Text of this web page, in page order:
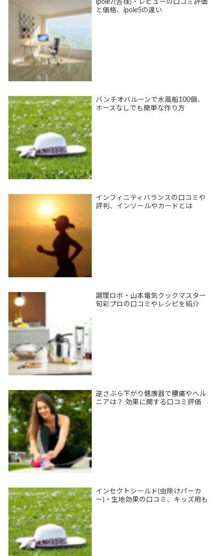
ipole7(吉桂)・レビューの口コミ評価
と価格、ipole5の違い
バンチオバルーンで水風船100個、
ホースなしでも簡単な作り方
インフィニティバランスの口コミや
評判、インソールやカードとは
調理ロボ・山本電気クックマスター
旬彩プロの口コミやレシピを紹介
逆さぶら下がり健康器で腰痛やヘル
ニアは？ 効果に関する口コミ評価
インセクトシールド(虫除けパーカ
ー)・生地効果の口コミ、キッズ用も